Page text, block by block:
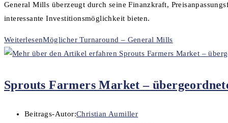
General Mills überzeugt durch seine Finanzkraft,
interessante Investitionsmöglichkeit bieten.
WeiterlesenMöglicher Turnaround – General Mills
Sprouts Farmers Market –
Beitrags-Autor:Christian Aumiller